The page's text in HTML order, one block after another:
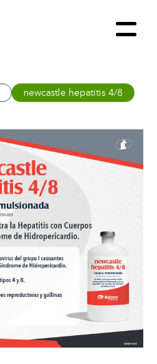
newcastle hepatitis 4/8